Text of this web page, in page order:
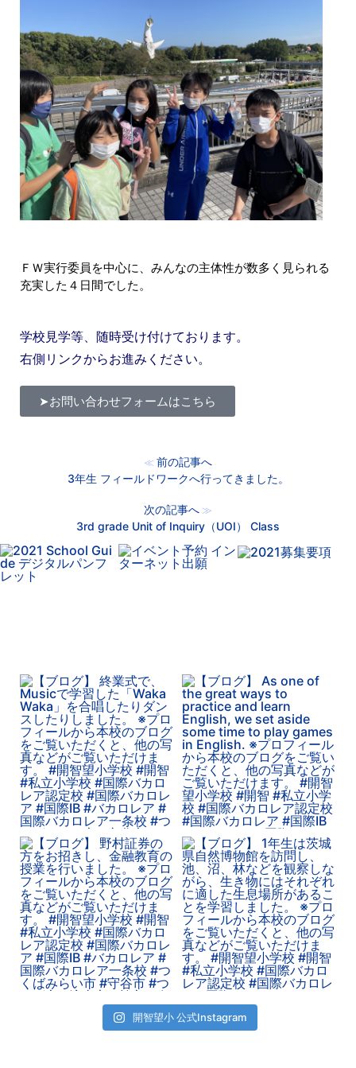
ＦＷ実行委員を中心に、みんなの主体性が数多く見られる
充実した４日間でした。
学校見学等、随時受け付けております。
右側リンクからお進みください。
➤お問い合わせフォームはこちら
≪ 前の記事へ
3年生 フィールドワークへ行ってきました。
次の記事へ ≫
3rd grade Unit of Inquiry（UOI） Class
開智望小 公式Instagram